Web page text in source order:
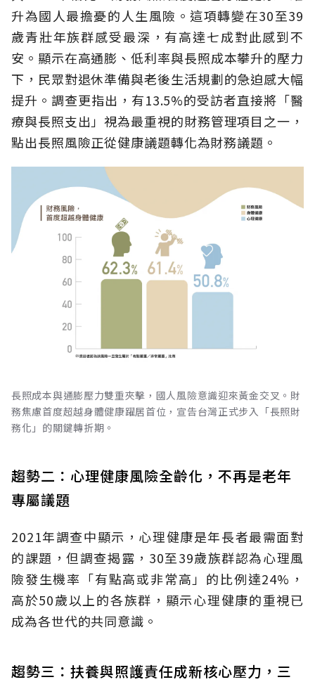
升為國人最擔憂的人生風險。這項轉變在30至39
歲青壯年族群感受最深，有高達七成對此感到不
安。顯示在高通膨、低利率與長照成本攀升的壓力
下，民眾對退休準備與老後生活規劃的急迫感大幅
提升。調查更指出，有13.5%的受訪者直接將「醫
療與長照支出」視為最重視的財務管理項目之一，
點出長照風險正從健康議題轉化為財務議題。
長照成本與通膨壓力雙重夾擊，國人風險意識迎來黃金交叉。財
務焦慮首度超越身體健康躍居首位，宣告台灣正式步入「長照財
務化」的關鍵轉折期。
趨勢二：心理健康風險全齡化，不再是老年
專屬議題
2021年調查中顯示，心理健康是年長者最需面對
的課題，但調查揭露，30至39歲族群認為心理風
險發生機率「有點高或非常高」的比例達24%，
高於50歲以上的各族群，顯示心理健康的重視已
成為各世代的共同意識。
趨勢三：扶養與照護責任成新核心壓力，三